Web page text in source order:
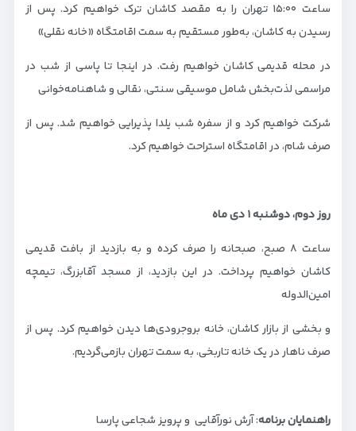
ساعت ۱۵:۰۰ تهران را به مقصد کاشان ترک خواهیم کرد. پس از
رسیدن به کاشان، به‌طور مستقیم به سمت اقامتگاه «خانه نقلی»
در محله قدیمی کاشان خواهیم رفت. در اینجا تا پاسی از شب در
مراسمی لذت‌بخش شامل موسیقی سنتی، نقالی و شاهنامه‌خوانی
شرکت خواهیم کرد و از سفره شب یلدا پذیرایی خواهیم شد. پس از
صرف شام، در اقامتگاه استراحت خواهیم کرد.
روز دوم، دوشنبه۱دی ماه
ساعت ۸ صبح، صبحانه را صرف کرده و به بازدید از بافت قدیمی
کاشان خواهیم پرداخت. در این بازدید، از مسجد آقابزرگ، تیمچه
امین‌الدوله
و بخشی از بازار کاشان، خانه بروجرودی‌ها دیدن خواهیم کرد. پس از
صرف ناهار در یک خانه تاربخی، به سمت تهران بازمی‌گردیم.
راهنمایان برنامه: آرش نورآقایی و پرویز شجاعی پارسا